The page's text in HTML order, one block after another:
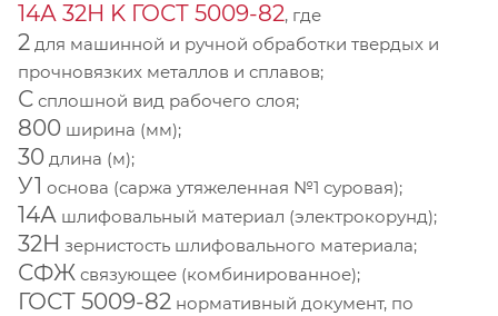
14А 32Н K ГОСТ 5009-82, где
2 для машинной и ручной обработки твердых и
прочновязких металлов и сплавов;
С сплошной вид рабочего слоя;
800 ширина (мм);
30 длина (м);
У1 основа (саржа утяжеленная №1 суровая);
14А шлифовальный материал (электрокорунд);
32Н зернистость шлифовального материала;
СФЖ связующее (комбинированное);
ГОСТ 5009-82 нормативный документ, по